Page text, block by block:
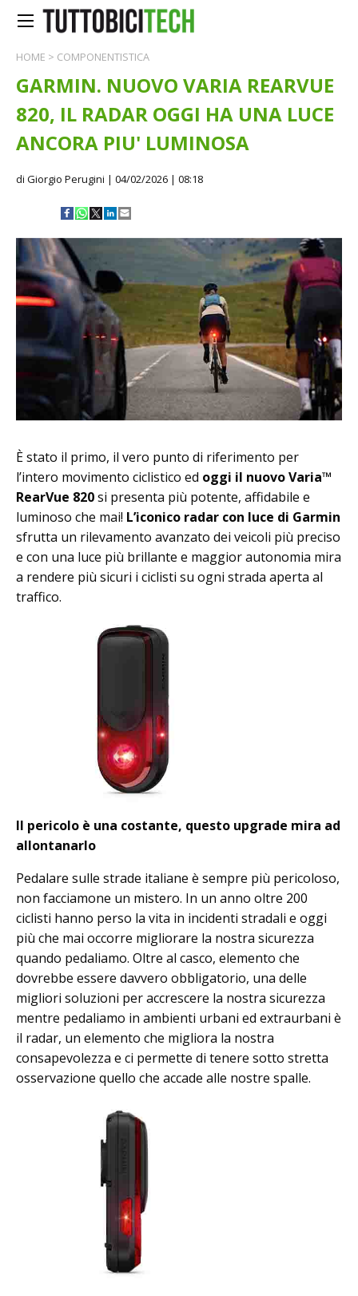
HOME > COMPONENTISTICA
GARMIN. NUOVO VARIA REARVUE
820, IL RADAR OGGI HA UNA LUCE
ANCORA PIU' LUMINOSA
di Giorgio Perugini | 04/02/2026 | 08:18
È stato il primo, il vero punto di riferimento per
l’intero movimento ciclistico ed oggi il nuovo Varia™
RearVue 820si presenta più potente, affidabile e
luminoso che mai! L’iconico radar con luce di Garmin
sfrutta un rilevamento avanzato dei veicoli più preciso
e con una luce più brillante e maggior autonomia mira
a rendere più sicuri i ciclisti su ogni strada aperta al
traffico.
Il pericolo è una costante, questo upgrade mira ad
allontanarlo
Pedalare sulle strade italiane è sempre più pericoloso,
non facciamone un mistero. In un anno oltre 200
ciclisti hanno perso la vita in incidenti stradali e oggi
più che mai occorre migliorare la nostra sicurezza
quando pedaliamo. Oltre al casco, elemento che
dovrebbe essere davvero obbligatorio, una delle
migliori soluzioni per accrescere la nostra sicurezza
mentre pedaliamo in ambienti urbani ed extraurbani è
il radar, un elemento che migliora la nostra
consapevolezza e ci permette di tenere sotto stretta
osservazione quello che accade alle nostre spalle.